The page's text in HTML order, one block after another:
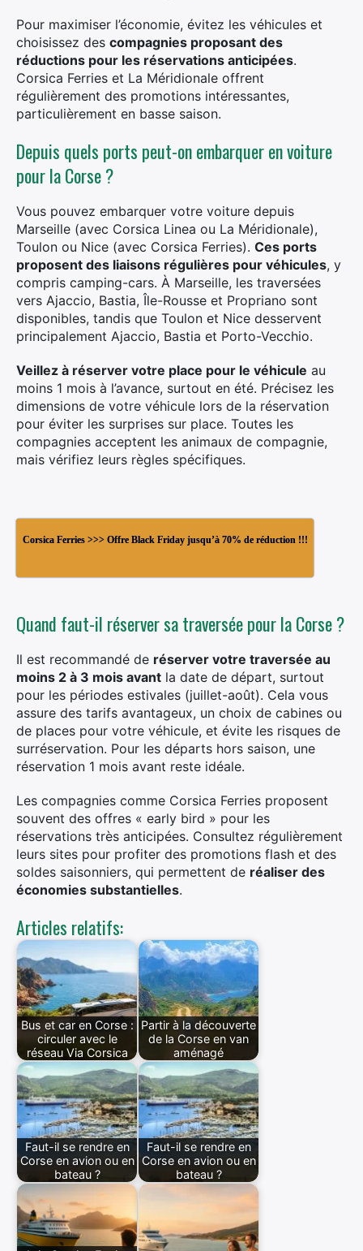
Pour maximiser l’économie, évitez les véhicules et
choisissez des compagnies proposant des
réductions pour les réservations anticipées.
Corsica Ferries et La Méridionale offrent
régulièrement des promotions intéressantes,
particulièrement en basse saison.
Depuis quels ports peut-on embarquer en voiture
pour la Corse ?
Vous pouvez embarquer votre voiture depuis
Marseille (avec Corsica Linea ou La Méridionale),
Toulon ou Nice (avec Corsica Ferries). Ces ports
proposent des liaisons régulières pour véhicules, y
compris camping-cars. À Marseille, les traversées
vers Ajaccio, Bastia, Île-Rousse et Propriano sont
disponibles, tandis que Toulon et Nice desservent
principalement Ajaccio, Bastia et Porto-Vecchio.
Veillez à réserver votre place pour le véhicule au
moins 1 mois à l’avance, surtout en été. Précisez les
dimensions de votre véhicule lors de la réservation
pour éviter les surprises sur place. Toutes les
compagnies acceptent les animaux de compagnie,
mais vérifiez leurs règles spécifiques.
Corsica Ferries >>> Offre Black Friday jusqu’à 70% de réduction !!!
Quand faut-il réserver sa traversée pour la Corse ?
Il est recommandé de réserver votre traversée au
moins 2 à 3 mois avant la date de départ, surtout
pour les périodes estivales (juillet-août). Cela vous
assure des tarifs avantageux, un choix de cabines ou
de places pour votre véhicule, et évite les risques de
surréservation. Pour les départs hors saison, une
réservation 1 mois avant reste idéale.
Les compagnies comme Corsica Ferries proposent
souvent des offres « early bird » pour les
réservations très anticipées. Consultez régulièrement
leurs sites pour profiter des promotions flash et des
soldes saisonniers, qui permettent de réaliser des
économies substantielles.
Articles relatifs:
Bus et car en Corse :
circuler avec le
réseau Via Corsica
Partir à la découverte
de la Corse en van
aménagé
Faut-il se rendre en
Corse en avion ou en
bateau ?
Faut-il se rendre en
Corse en avion ou en
bateau ?